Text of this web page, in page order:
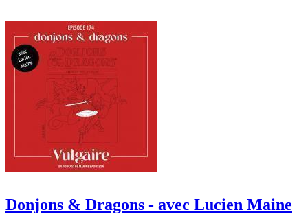
Donjons & Dragons - avec Lucien Maine